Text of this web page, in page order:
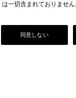
一切含まれておりませ
同意しない